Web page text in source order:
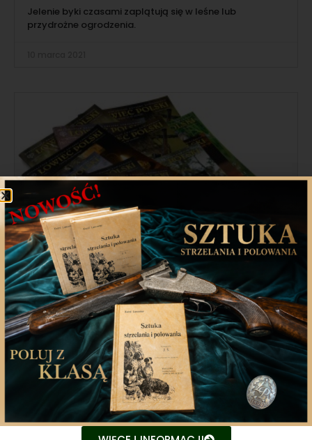
Jelenie byki czasami zaplątują się w leśne lub
przydrożne ogrodzenia.
Ogłoszenie w sprawie sprzedaży
archiwalnych numerów „Łowca
Polskiego”
Likwidator sprzeda składniki majątkowe wchodzące w
skład przedsiębiorstwa: „Łowiec Polski”